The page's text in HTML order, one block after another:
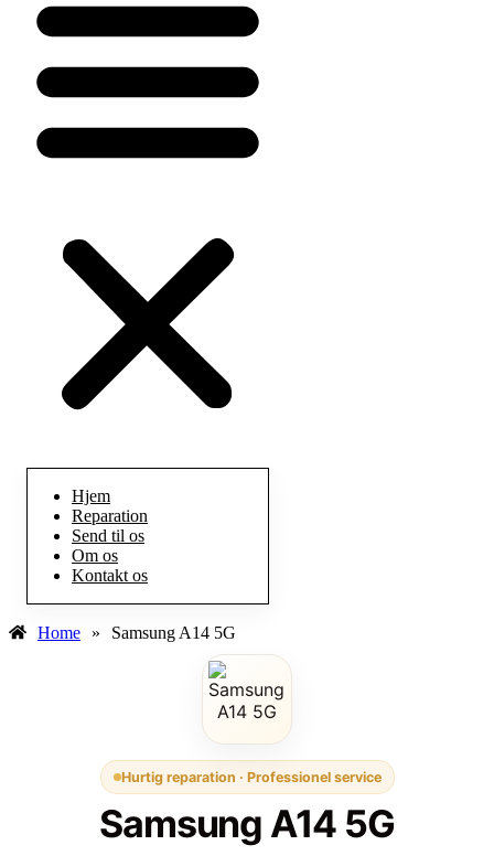
Hjem
Reparation
Send til os
Om os
Kontakt os
Home » Samsung A14 5G
Hurtig reparation · Professionel service
Samsung A14 5G